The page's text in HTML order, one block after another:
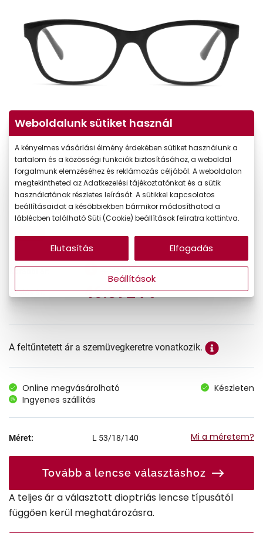
-20%
57.990 Ft
Akciós ár: 46.392 Ft
A feltűntetett ár a szemüvegkeretre vonatkozik.
Online megvásárolható
Készleten
Ingyenes szállítás
Méret: L 53/18/140 Mi a méretem?
Tovább a lencse választáshoz
A teljes ár a választott dioptriás lencse típusától
függően kerül meghatározásra.
Weboldalunk sütiket használ
A kényelmes vásárlási élmény érdekében sütiket használunk a
tartalom és a közösségi funkciók biztosításához, a weboldal
forgalmunk elemzéséhez és reklámozás céljából. A weboldalon
megtekintheted az Adatkezelési tájékoztatónkat és a sütik
használatának részletes leírását. A sütikkel kapcsolatos
beállításaidat a későbbiekben bármikor módosíthatod a
láblécben található Süti (Cookie) beállítások feliratra kattintva.
Beállítások
Elutasítás Elfogadás